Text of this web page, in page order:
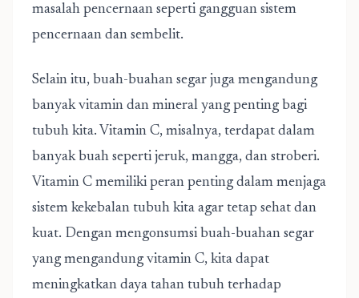
masalah pencernaan seperti gangguan sistem
pencernaan dan sembelit.
Selain itu, buah-buahan segar juga mengandung
banyak vitamin dan mineral yang penting bagi
tubuh kita. Vitamin C, misalnya, terdapat dalam
banyak buah seperti jeruk, mangga, dan stroberi.
Vitamin C memiliki peran penting dalam menjaga
sistem kekebalan tubuh kita agar tetap sehat dan
kuat. Dengan mengonsumsi buah-buahan segar
yang mengandung vitamin C, kita dapat
meningkatkan daya tahan tubuh terhadap